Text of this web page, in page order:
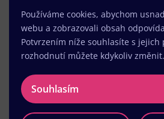
Používáme cookies, abychom
webu a zobrazovali obsah
Potvrzením níže souhlasíte s jejich
rozhodnutí můžete kdykoliv změnit.
Souhlasím